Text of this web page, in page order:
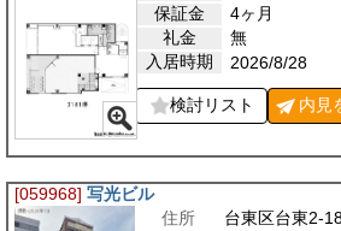
保証金
4ヶ月
礼金
無
入居時期
2026/8/28
検討リスト 内見
[059968] 写光ビル
住所
台東区台東2-